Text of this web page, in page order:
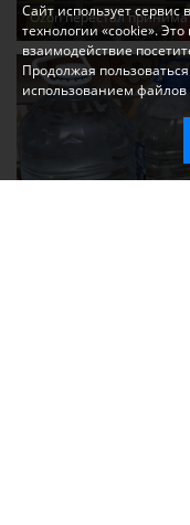
Ozon перестал
Сайт использует
технологии «cookie».
взаимодействие
Продолжая
использованием файлов